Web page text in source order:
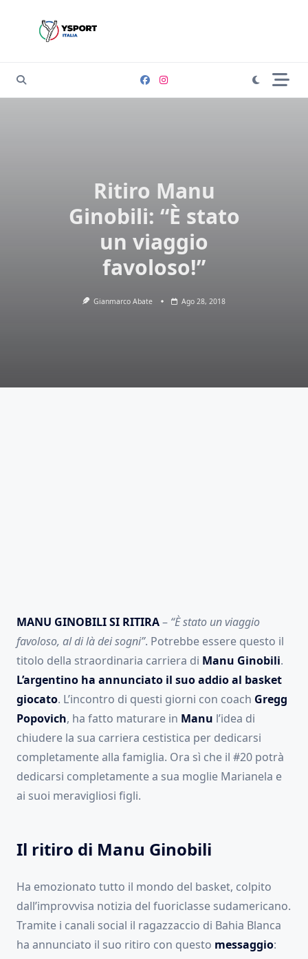
Ritiro Manu
Ginobili: “È stato
un viaggio
favoloso!”
Gianmarco Abate Ago 28, 2018
MANU GINOBILI SI RITIRA– “È stato un viaggio
favoloso, al di là dei sogni”. Potrebbe essere questo il
titolo della straordinaria carriera di Manu Ginobili.
L’argentino ha annunciato il suo addio al basket
giocato. L’incontro di questi giorni con coach Gregg
Popovich, ha fatto maturare in Manu l’idea di
chiudere la sua carriera cestistica per dedicarsi
completamente alla famiglia. Ora sì che il #20 potrà
dedicarsi completamente a sua moglie Marianela e
ai suoi meravigliosi figli.
Il ritiro di Manu Ginobili
Ha emozionato tutto il mondo del basket, colpito
dall’improvvisa notizia del fuoriclasse sudamericano.
Tramite i canali social il ragazzaccio di Bahia Blanca
ha annunciato il suo ritiro con questo messaggio: